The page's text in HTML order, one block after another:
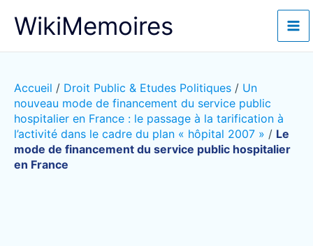
WikiMemoires
Accueil / Droit Public & Etudes Politiques / Un
nouveau mode de financement du service public
hospitalier en France : le passage à la tarification à
l’activité dans le cadre du plan « hôpital 2007 » / Le
mode de financement du service public hospitalier
en France